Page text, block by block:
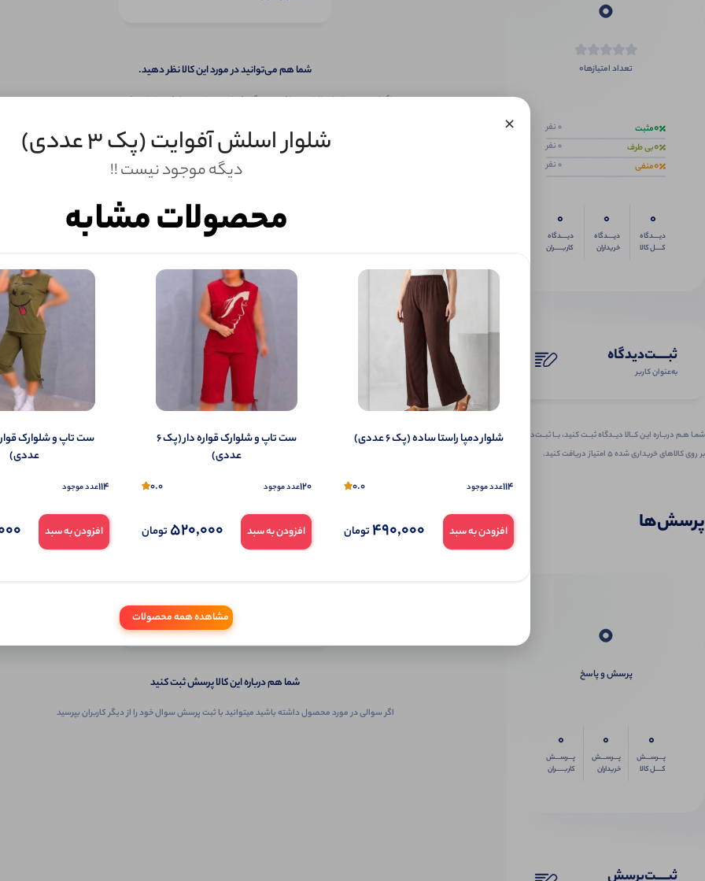
0
تعداد امتیازها0
0مثبت 0 نفر
0بی طرف 0 نفر
0منفی 0 نفر
0
دیــــدگاه
کــــل کالا
0
دیــــدگاه
خریداران
0
دیــــدگاه
کاربـــــران
ثبـــــت‌دیدگاه
به‌عنوان کاربر
شمـا هـم دربـاره ایـن کــالا دیــدگاه ثبــت کنید، بــا ثبــت‌دیـدگاه
بر روی کالاهای خریداری شده ۵ امتیاز دریافت کنید.
شما هم می‌توانید در مورد این کالا نظر دهید.
اگر این محصول را قبلا خریده باشید، دیدگاه شما به عنوان خریدار ثبت خواهد شد. همچنین در صورت
پرسش‌ها
0
پرسش و پاسخ
0
پـــرســـش
کــــل کالا
0
پـــرســـش
خریداران
0
پـــرســـش
کاربـــــران
به‌عنوان ‌خریدار‌این‌ محصول
شما هم درباره این کالا پرسش ثبت کنید
اگر سوالی در مورد محصول داشته باشید میتوانید با ثبت پرسش سوال خود را از دیگر کاربران بپرسید
× شلوار اسلش آفوایت (پک 3 عددی)
دیگه موجود نیست !!
محصولات مشابه
شلوار دمپا راستا ساده (پک 6 عددی)
114عدد موجود 0.0
افزودن به سبد 490,000تومان
ست تاپ و شلوارک قواره دار (پک 6
عددی)
120عدد موجود 0.0
افزودن به سبد 520,000 تومان
عددی)
114عدد موجود
افزودن به سبد
مشاهده همه محصولات